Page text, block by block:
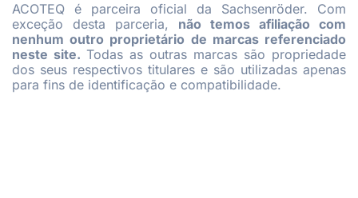
ACOTEQ é parceira oficial da Sachsenröder. Com
exceção desta parceria, não temos afiliação com
nenhum outro proprietário de marcas referenciado
neste site. Todas as outras marcas são propriedade
dos seus respectivos titulares e são utilizadas apenas
para fins de identificação e compatibilidade.